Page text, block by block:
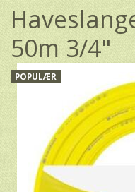
50m 3/4"
POPULÆR